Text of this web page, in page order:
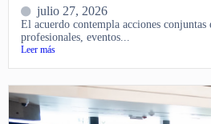
julio 27, 2026
El acuerdo contempla acciones conjuntas
profesionales, eventos...
Leer más